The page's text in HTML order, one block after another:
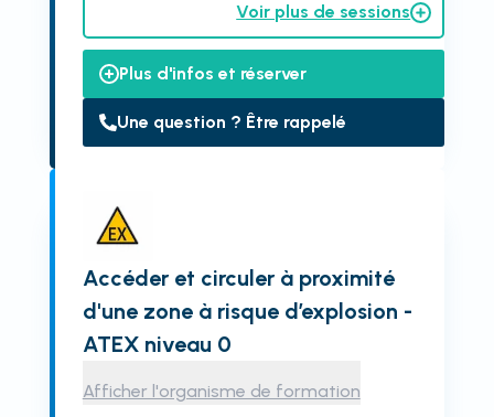
Voir plus de sessions
Plus d'infos et réserver
Une question ? Être rappelé
Accéder et circuler à proximité
d'une zone à risque d’explosion -
ATEX niveau 0
Afficher l'organisme de formation